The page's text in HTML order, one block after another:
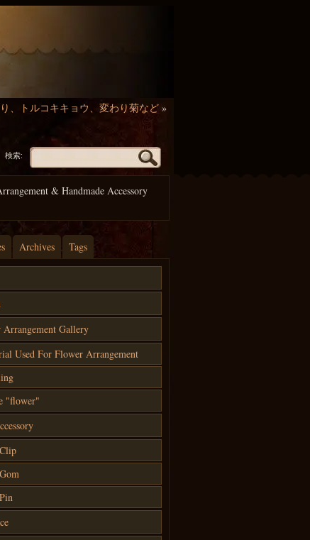
、トルコキキョウ、変わり菊など »
検索:
& Handmade Accessory
Archives Tags
Arrangement Gallery
Used For Flower Arrangement
"flower"